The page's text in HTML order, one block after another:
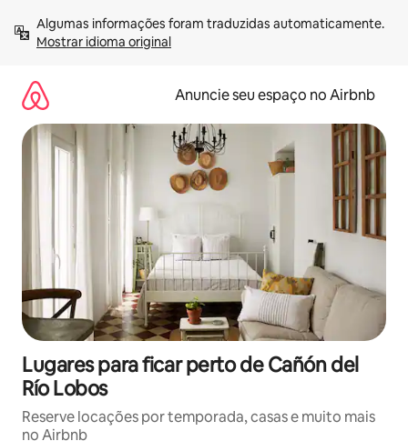
para
Mostrar idioma original
Anuncie seu espaço no Airbnb
Lugares para ficar perto de Cañón del
Río Lobos
Reserve locações por temporada, casas e muito mais
no Airbnb